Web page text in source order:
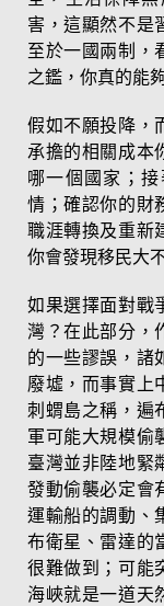
害，這顯然不是
至於一國兩制，
之鑑，你真的能
假如不願投降，
承擔的相關成本
哪一個國家；
情；確認你的財
職涯轉換及重新
你會發現移民大
如果選擇面對戰
灣？在此部分，
的一些謬誤，諸
廢墟，而事實上
刺蝟島之稱，遍
軍可能大規模偷
臺灣並非陸地緊
發動偷襲必定會
運輸船的調動、
布衛星、雷達的
很難做到；可能
海峽就是一道天